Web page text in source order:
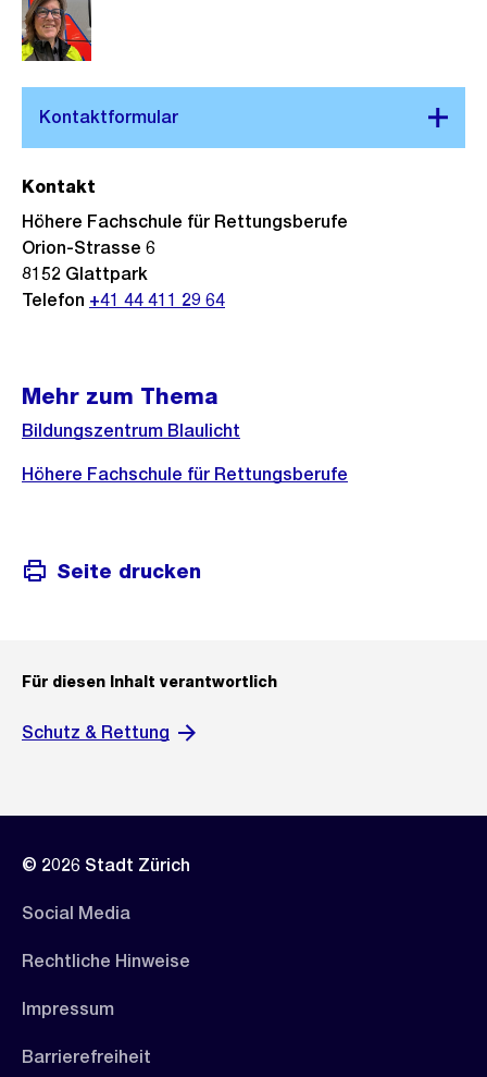
Kontakt
Höhere Fachschule für Rettungsberufe
Orion-Strasse 6
8152 Glattpark
Telefon +41 44 411 29 64
Mehr zum Thema
Bildungszentrum Blaulicht
Höhere Fachschule für Rettungsberufe
Seite drucken
Für diesen Inhalt verantwortlich
Schutz & Rettung
© 2026 Stadt Zürich
Social Media
Rechtliche Hinweise
Impressum
Barrierefreiheit